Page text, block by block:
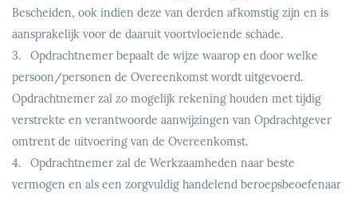
Bescheiden, ook indien deze van derden afkomstig zijn en is
aansprakelijk voor de daaruit voortvloeiende schade.
3. Opdrachtnemer bepaalt de wijze waarop en door welke
persoon/personen de Overeenkomst wordt uitgevoerd.
Opdrachtnemer zal zo mogelijk rekening houden met tijdig
verstrekte en verantwoorde aanwijzingen van Opdrachtgever
omtrent de uitvoering van de Overeenkomst.
4. Opdrachtnemer zal de Werkzaamheden naar beste
vermogen en als een zorgvuldig handelend beroepsbeoefenaar